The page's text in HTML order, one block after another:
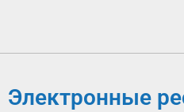
Электронные